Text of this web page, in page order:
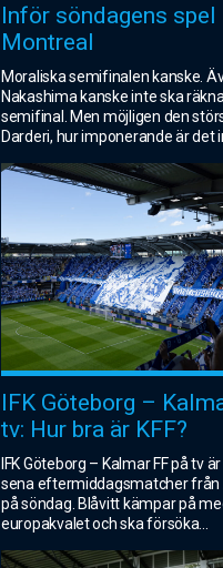
Inför söndagens spel
Montreal
Moraliska semifinalen kanske.
Nakashima kanske inte ska
semifinal. Men möjligen den
Darderi, hur imponerande är det
IFK Göteborg –
tv: Hur bra är KFF?
IFK Göteborg – Kalmar FF på tv
sena eftermiddagsmatcher från
på söndag. Blåvitt kämpar på
europakvalet och ska försöka